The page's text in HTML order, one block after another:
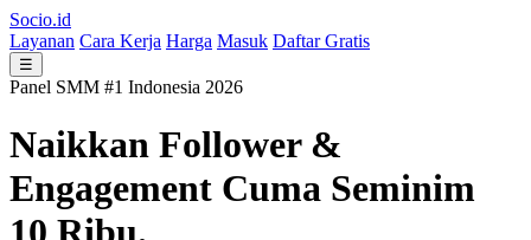
Socio.id
Layanan Cara Kerja Harga Masuk Daftar Gratis
☰
Panel SMM #1 Indonesia 2026
Naikkan Follower &
Engagement Cuma Seminim